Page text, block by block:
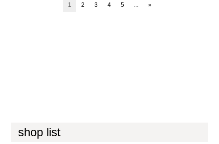
1 2 3 4 5 ... »
shop list